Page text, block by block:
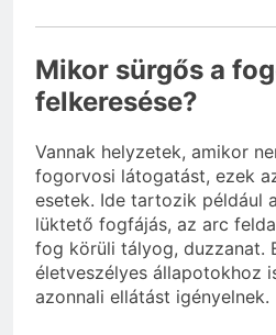
Mikor sürgős a
felkeresése?
Vannak helyzetek, amikor
fogorvosi látogatást, ezek
esetek. Ide tartozik például
lüktető fogfájás, az arc
fog körüli tályog, duzzanat.
életveszélyes állapotokhoz
azonnali ellátást igényelnek.